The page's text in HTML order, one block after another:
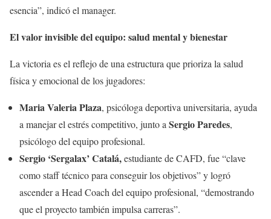
esencia”, indicó el manager.
El valor invisible del equipo: salud mental y bienestar
La victoria es el reflejo de una estructura que prioriza la salud
física y emocional de los jugadores:
Maria Valeria Plaza, psicóloga deportiva universitaria, ayuda
a manejar el estrés competitivo, junto a Sergio Paredes,
psicólogo del equipo profesional.
Sergio ‘Sergalax’ Catalá,estudiante de CAFD, fue “clave
como staff técnico para conseguir los objetivos” y logró
ascender a Head Coach del equipo profesional, “demostrando
que el proyecto también impulsa carreras”.